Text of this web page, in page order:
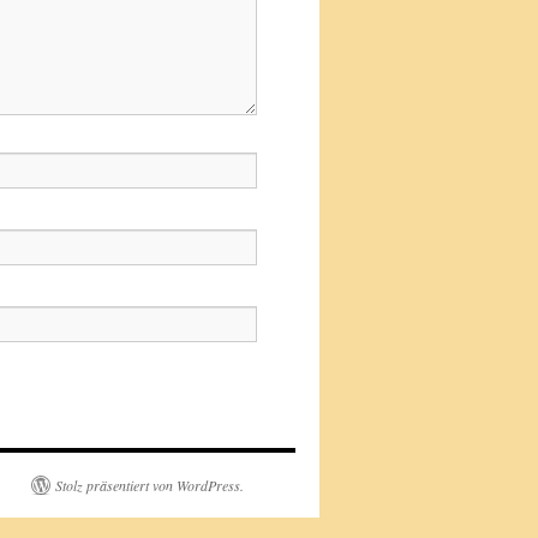
Stolz präsentiert von WordPress.